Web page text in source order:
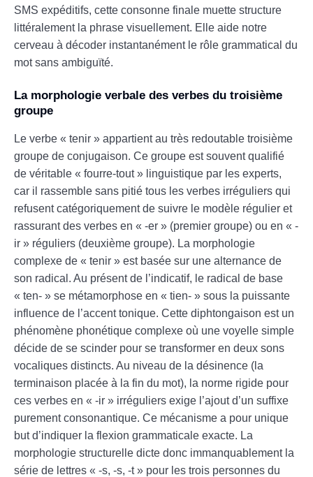
SMS expéditifs, cette consonne finale muette structure
littéralement la phrase visuellement. Elle aide notre
cerveau à décoder instantanément le rôle grammatical du
mot sans ambiguïté.
La morphologie verbale des verbes du troisième
groupe
Le verbe « tenir » appartient au très redoutable troisième
groupe de conjugaison. Ce groupe est souvent qualifié
de véritable « fourre-tout » linguistique par les experts,
car il rassemble sans pitié tous les verbes irréguliers qui
refusent catégoriquement de suivre le modèle régulier et
rassurant des verbes en « -er » (premier groupe) ou en « -
ir » réguliers (deuxième groupe). La morphologie
complexe de « tenir » est basée sur une alternance de
son radical. Au présent de l’indicatif, le radical de base
« ten- » se métamorphose en « tien- » sous la puissante
influence de l’accent tonique. Cette diphtongaison est un
phénomène phonétique complexe où une voyelle simple
décide de se scinder pour se transformer en deux sons
vocaliques distincts. Au niveau de la désinence (la
terminaison placée à la fin du mot), la norme rigide pour
ces verbes en « -ir » irréguliers exige l’ajout d’un suffixe
purement consonantique. Ce mécanisme a pour unique
but d’indiquer la flexion grammaticale exacte. La
morphologie structurelle dicte donc immanquablement la
série de lettres « -s, -s, -t » pour les trois personnes du